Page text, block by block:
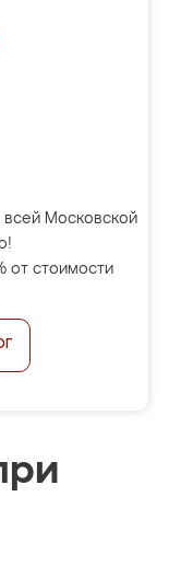
Московской
от стоимости